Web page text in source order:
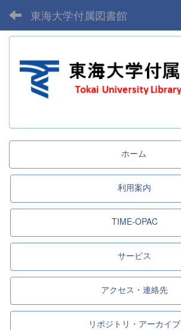
東海大学付属図書館
ホーム
利用案内
TIME-OPAC
サービス
アクセス・連絡先
リポジトリ・アーカイブ